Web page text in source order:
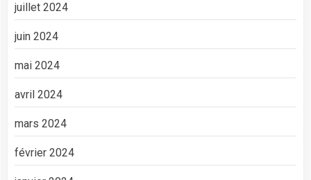
juillet 2024
juin 2024
mai 2024
avril 2024
mars 2024
février 2024